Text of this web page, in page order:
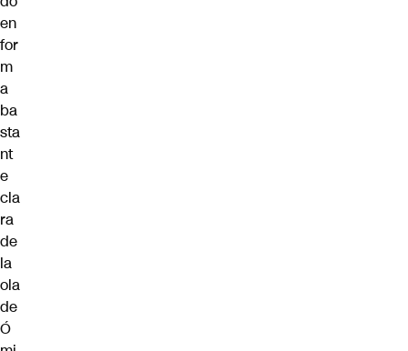
en
for
m
a
ba
sta
nt
e
cla
ra
de
la
ola
de
Ó